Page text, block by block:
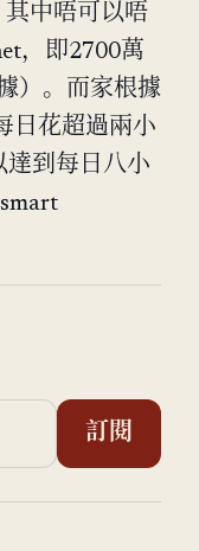
中唔可以唔
，即2700萬
）。而家根據
日花超過兩小
達到每日八小
訂閱